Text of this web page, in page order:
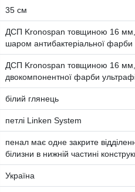
35 см
ДСП Kronospan товщиною 16 мм,
шаром антибактеріальної фарби
ДСП Kronospan товщиною 16
двокомпонентної фарби
білий глянець
петлі Linken System
пенал має одне закрите
білизни в нижній частині
Україна